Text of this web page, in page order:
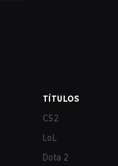
TÍTULOS
CS2
LoL
Dota 2